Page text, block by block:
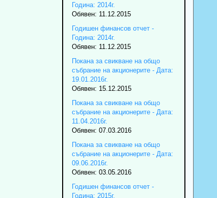
Година: 2014г.
Обявен: 11.12.2015
Годишен финансов отчет -
Година: 2014г.
Обявен: 11.12.2015
Покана за свикване на общо
събрание на акционерите - Дата:
19.01.2016г.
Обявен: 15.12.2015
Покана за свикване на общо
събрание на акционерите - Дата:
11.04.2016г.
Обявен: 07.03.2016
Покана за свикване на общо
събрание на акционерите - Дата:
09.06.2016г.
Обявен: 03.05.2016
Годишен финансов отчет -
Година: 2015г.